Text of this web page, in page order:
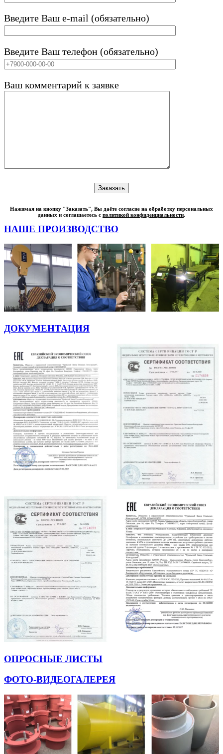
Введите Ваш e-mail (обязательно)
Введите Ваш телефон (обязательно)
Ваш комментарий к заявке
Нажимая на кнопку "Заказать", Вы даёте согласие на обработку персональных
данных и соглашаетесь с политикой конфиденциальности.
НАШЕ ПРОИЗВОДСТВО
ДОКУМЕНТАЦИЯ
ОПРОСНЫЕ ЛИСТЫ
ФОТО-ВИДЕОГАЛЕРЕЯ